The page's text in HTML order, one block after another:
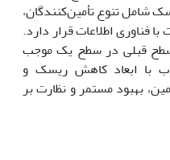
شامل تنوع تأمین‌کنندگان،
فناوری اطلاعات قرار دارد.
سطح قبلی در سطح یک موجب
با ابعاد کاهش ریسک و
بهبود مستمر و نظارت بر